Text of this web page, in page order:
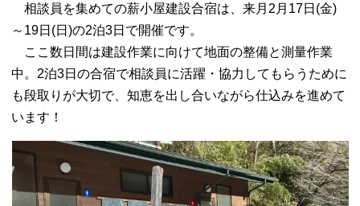
相談員を集めての薪小屋建設合宿は、来月2月17日(金)
～19日(日)の2泊3日で開催です。
ここ数日間は建設作業に向けて地面の整備と測量作業
中。2泊3日の合宿で相談員に活躍・協力してもらうために
も段取りが大切で、知恵を出し合いながら仕込みを進めて
います！